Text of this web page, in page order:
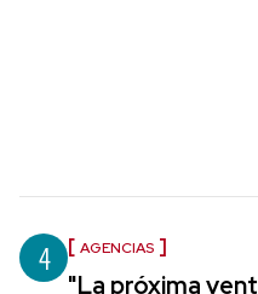
4 AGENCIAS
"La próxima